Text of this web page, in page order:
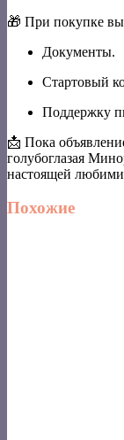
🎁 При покупке
Документы.
Стартовый
Поддержку
📩 Пока
голубоглазая
настоящей
Похожие